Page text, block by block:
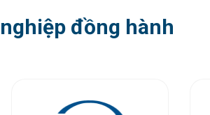
đồng hành